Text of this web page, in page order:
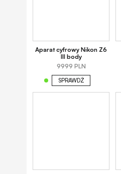
Aparat cyfrowy Nikon Z6
III body
9999 PLN
SPRAWDŹ